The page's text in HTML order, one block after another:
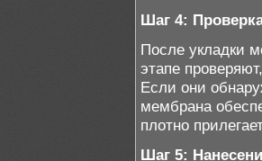
Шаг 4:
После укладки
этапе
Если они
мембрана
плотно
Шаг 5: